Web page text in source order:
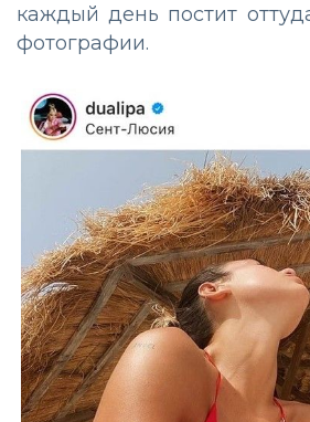
каждый день постит
фотографии.